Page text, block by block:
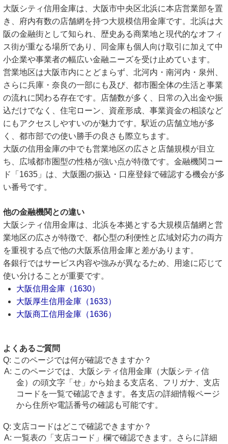
大阪シティ信用金庫は、大阪市中央区北浜に本店営業部を置
き、府内有数の店舗網を持つ大規模信用金庫です。北浜は大
阪の金融街として知られ、歴史ある商業地と現代的なオフィ
ス街が重なる場所であり、同金庫も個人向け取引に加えて中
小企業や事業者の幅広い金融ニーズを受け止めています。
営業地区は大阪市内にとどまらず、北河内・南河内・泉州、
さらに兵庫・奈良の一部にも及び、都市圏全体の生活と事業
の流れに関わる存在です。店舗数が多く、日常の入出金や振
込だけでなく、住宅ローン、資産形成、事業資金の相談など
にもアクセスしやすいのが魅力です。駅近の店舗立地が多
く、都市部での使い勝手の良さも際立ちます。
大阪の信用金庫の中でも営業地区の広さと店舗規模が目立
ち、広域都市圏型の性格が強い点が特徴です。金融機関コー
ド「1635」は、大阪圏の振込・口座登録で確認する機会が多
い番号です。
他の金融機関との違い
大阪シティ信用金庫は、北浜を本拠とする大規模店舗網と営
業地区の広さが特徴で、都心型の利便性と広域対応力の両方
を重視する点で他の大阪系信用金庫と差があります。
各銀行ではサービス内容や強みが異なるため、用途に応じて
使い分けることが重要です。
大阪信用金庫（1630）
大阪厚生信用金庫（1633）
大阪商工信用金庫（1636）
よくあるご質問
このページでは何が確認できますか？
このページでは、大阪シティ信用金庫（大阪シティ信
金）の頭文字「せ」から始まる支店名、フリガナ、支店
コードを一覧で確認できます。各支店の詳細情報ページ
から住所や電話番号の確認も可能です。
支店コードはどこで確認できますか？
一覧表の「支店コード」欄で確認できます。さらに詳細